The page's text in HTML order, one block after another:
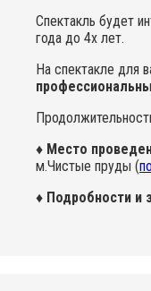
Спектакль будет
года до 4х лет.
На спектакле для
♦ Место
м.Чистые пруды (
♦ Подробности и